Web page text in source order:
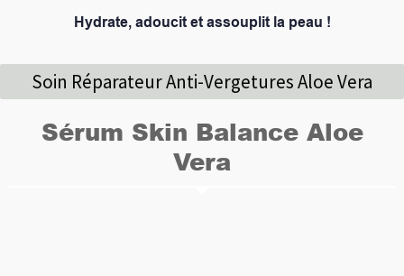
Hydrate, adoucit et assouplit la peau !
Soin Réparateur Anti-Vergetures Aloe Vera
Sérum Skin Balance Aloe
Vera